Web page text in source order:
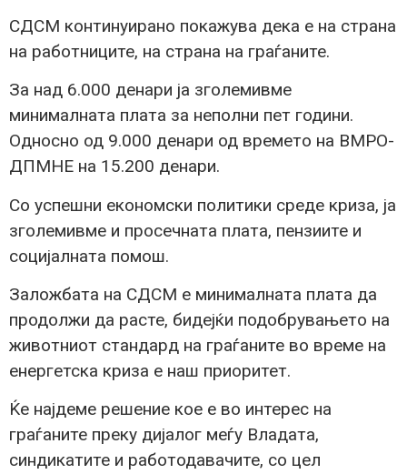
СДСМ континуирано покажува дека е на страна
на работниците, на страна на граѓаните.
За над 6.000 денари ја зголемивме
минималната плата за неполни пет години.
Односно од 9.000 денари од времето на ВМРО-
ДПМНЕ на 15.200 денари.
Со успешни економски политики среде криза, ја
зголемивме и просечната плата, пензиите и
социјалната помош.
Заложбата на СДСМ е минималната плата да
продолжи да расте, бидејќи подобрувањето на
животниот стандард на граѓаните во време на
енергетска криза е наш приоритет.
Ќе најдеме решение кое е во интерес на
граѓаните преку дијалог меѓу Владата,
синдикатите и работодавачите, со цел